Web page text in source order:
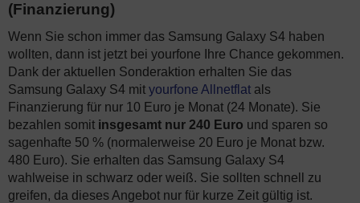
(Finanzierung)
Wenn Sie schon immer das Samsung Galaxy S4 haben
wollten, dann ist jetzt bei yourfone Ihre Chance gekommen.
Dank der aktuellen Sonderaktion erhalten Sie das
Samsung Galaxy S4 mit yourfone Allnetflat als
Finanzierung für nur 10 Euro je Monat (24 Monate). Sie
bezahlen somit insgesamt nur 240 Euro und sparen so
sagenhafte 50 % (normalerweise 20 Euro je Monat bzw.
480 Euro). Sie erhalten das Samsung Galaxy S4
wahlweise in schwarz oder weiß. Sie sollten schnell zu
greifen, da dieses Angebot nur für kurze Zeit gültig ist.